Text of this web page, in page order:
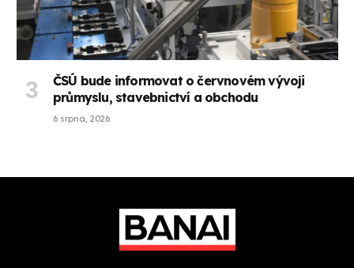
ČSÚ bude informovat o červnovém vývoji
průmyslu, stavebnictví a obchodu
6 srpna, 2026